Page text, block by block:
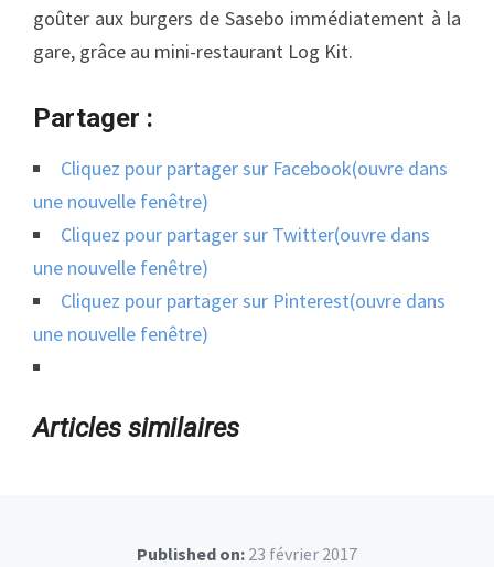
goûter aux burgers de Sasebo immédiatement à la
gare, grâce au mini-restaurant Log Kit.
Partager :
Cliquez pour partager sur Facebook(ouvre dans
une nouvelle fenêtre)
Cliquez pour partager sur Twitter(ouvre dans
une nouvelle fenêtre)
Cliquez pour partager sur Pinterest(ouvre dans
une nouvelle fenêtre)
Articles similaires
Published on: 23 février 2017